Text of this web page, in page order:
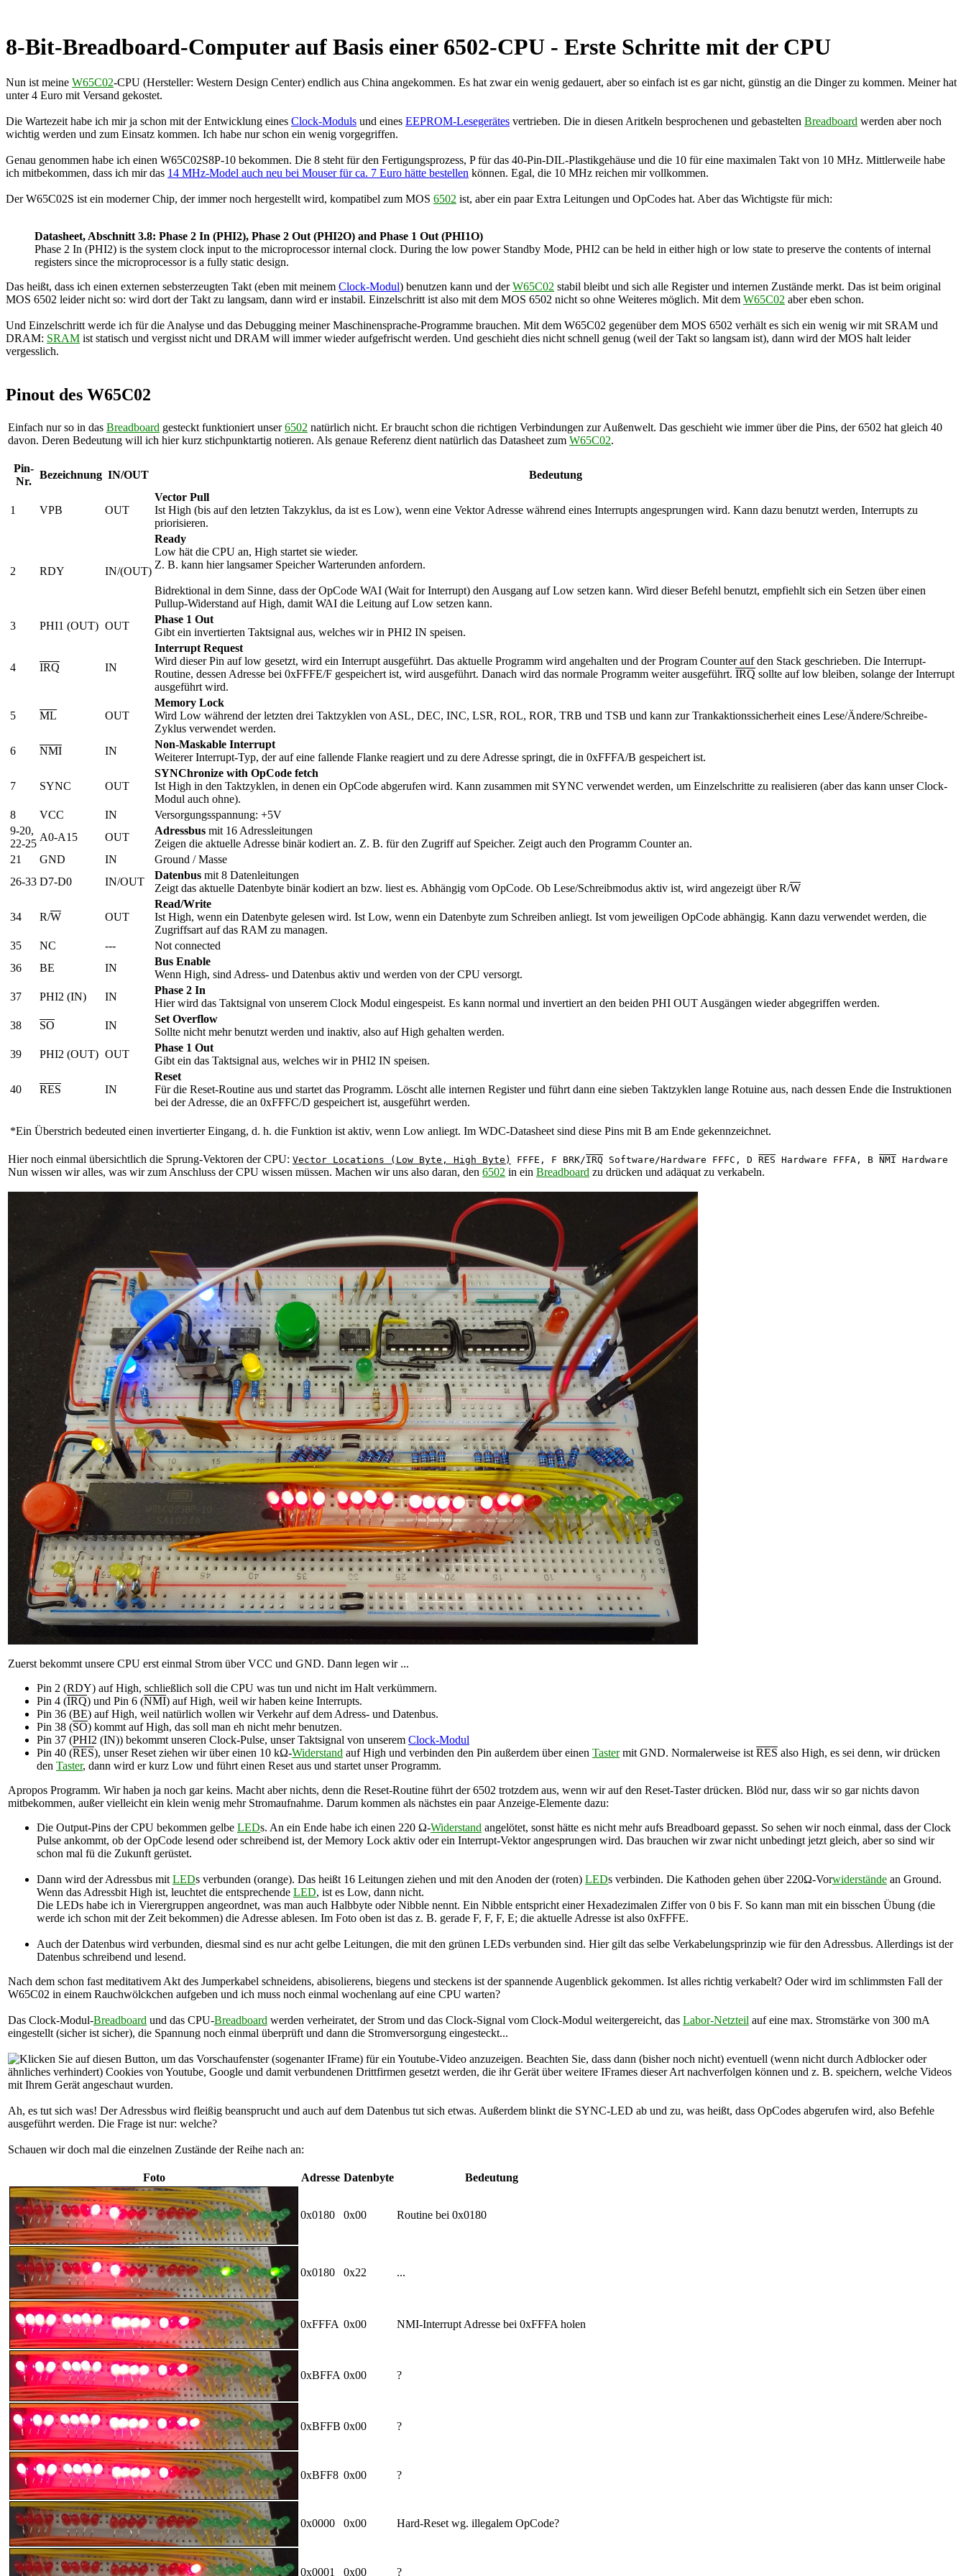
8-Bit-Breadboard-Computer auf Basis einer 6502-CPU - Erste Schritte mit der CPU
Nun ist meine W65C02-CPU (Hersteller: Western Design Center) endlich aus China angekommen. Es hat zwar ein wenig gedauert, aber so einfach ist es gar nicht, günstig an die Dinger zu kommen. Meiner hat
unter 4 Euro mit Versand gekostet.
Die Wartezeit habe ich mir ja schon mit der Entwicklung eines Clock-Moduls und eines EEPROM-Lesegerätes vertrieben. Die in diesen Aritkeln besprochenen und gebastelten Breadboard werden aber noch
wichtig werden und zum Einsatz kommen. Ich habe nur schon ein wenig vorgegriffen.
Genau genommen habe ich einen W65C02S8P-10 bekommen. Die 8 steht für den Fertigungsprozess, P für das 40-Pin-DIL-Plastikgehäuse und die 10 für eine maximalen Takt von 10 MHz. Mittlerweile habe
ich mitbekommen, dass ich mir das 14 MHz-Model auch neu bei Mouser für ca. 7 Euro hätte bestellen können. Egal, die 10 MHz reichen mir vollkommen.
Der W65C02S ist ein moderner Chip, der immer noch hergestellt wird, kompatibel zum MOS 6502 ist, aber ein paar Extra Leitungen und OpCodes hat. Aber das Wichtigste für mich:
Datasheet, Abschnitt 3.8: Phase 2 In (PHI2), Phase 2 Out (PHI2O) and Phase 1 Out (PHI1O)
Phase 2 In (PHI2) is the system clock input to the microprocessor internal clock. During the low power Standby Mode, PHI2 can be held in either high or low state to preserve the contents of internal
registers since the microprocessor is a fully static design.
Das heißt, dass ich einen externen sebsterzeugten Takt (eben mit meinem Clock-Modul) benutzen kann und derW65C02 stabil bleibt und sich alle Register und internen Zustände merkt. Das ist beim original
MOS 6502 leider nicht so: wird dort der Takt zu langsam, dann wird er instabil. Einzelschritt ist also mit dem MOS 6502 nicht so ohne Weiteres möglich. Mit dem W65C02 aber eben schon.
Und Einzelschritt werde ich für die Analyse und das Debugging meiner Maschinensprache-Programme brauchen. Mit dem W65C02 gegenüber dem MOS 6502 verhält es sich ein wenig wir mit SRAM und
DRAM: SRAM ist statisch und vergisst nicht und DRAM will immer wieder aufgefrischt werden. Und geschieht dies nicht schnell genug (weil der Takt so langsam ist), dann wird der MOS halt leider
vergesslich.
Pinout des W65C02
Einfach nur so in das Breadboard gesteckt funktioniert unser6502 natürlich nicht. Er braucht schon die richtigen Verbindungen zur Außenwelt. Das geschieht wie immer über die Pins, der 6502 hat gleich 40
davon. Deren Bedeutung will ich hier kurz stichpunktartig notieren. Als genaue Referenz dient natürlich das Datasheet zum W65C02.
Pin-
Nr.
Bezeichnung IN/OUT Bedeutung
1 VPB OUT
Vector Pull
Ist High (bis auf den letzten Takzyklus, da ist es Low), wenn eine Vektor Adresse während eines Interrupts angesprungen wird. Kann dazu benutzt werden, Interrupts zu
priorisieren.
2 RDY IN/(OUT)
Ready
Low hät die CPU an, High startet sie wieder.
Z. B. kann hier langsamer Speicher Warterunden anfordern.
Bidrektional in dem Sinne, dass der OpCode WAI (Wait for Interrupt) den Ausgang auf Low setzen kann. Wird dieser Befehl benutzt, empfiehlt sich ein Setzen über einen
Pullup-Widerstand auf High, damit WAI die Leitung auf Low setzen kann.
3
PHI1 (OUT) OUT
Phase 1 Out
Gibt ein invertierten Taktsignal aus, welches wir in PHI2 IN speisen.
4 IRQ IN
Interrupt Request
Wird dieser Pin auf low gesetzt, wird ein Interrupt ausgeführt. Das aktuelle Programm wird angehalten und der Program Counter auf den Stack geschrieben. Die Interrupt-
Routine, dessen Adresse bei 0xFFFE/F gespeichert ist, wird ausgeführt. Danach wird das normale Programm weiter ausgeführt. IRQ sollte auf low bleiben, solange der Interrupt
ausgeführt wird.
5 ML OUT
Memory Lock
Wird Low während der letzten drei Taktzyklen von ASL, DEC, INC, LSR, ROL, ROR, TRB und TSB und kann zur Trankaktionssicherheit eines Lese/Ändere/Schreibe-
Zyklus verwendet werden.
6
NMI IN
Non-Maskable Interrupt
Weiterer Interrupt-Typ, der auf eine fallende Flanke reagiert und zu dere Adresse springt, die in 0xFFFA/B gespeichert ist.
7 SYNC OUT
SYNChronize with OpCode fetch
Ist High in den Taktzyklen, in denen ein OpCode abgerufen wird. Kann zusammen mit SYNC verwendet werden, um Einzelschritte zu realisieren (aber das kann unser Clock-
Modul auch ohne).
8
VCC IN
Versorgungsspannung: +5V
9-20,
22-25
A0-A15 OUT
Adressbus mit 16 Adressleitungen
Zeigen die aktuelle Adresse binär kodiert an. Z. B. für den Zugriff auf Speicher. Zeigt auch den Programm Counter an.
21
GND IN
Ground / Masse
26-33 D7-D0 IN/OUT
Datenbus mit 8 Datenleitungen
Zeigt das aktuelle Datenbyte binär kodiert an bzw. liest es. Abhängig vom OpCode. Ob Lese/Schreibmodus aktiv ist, wird angezeigt über R/W
34 R/W OUT
Read/Write
Ist High, wenn ein Datenbyte gelesen wird. Ist Low, wenn ein Datenbyte zum Schreiben anliegt. Ist vom jeweiligen OpCode abhängig. Kann dazu verwendet werden, die
Zugriffsart auf das RAM zu managen.
35
NC ---
Not connected
36
BE IN
Bus Enable
Wenn High, sind Adress- und Datenbus aktiv und werden von der CPU versorgt.
37
PHI2 (IN) IN
Phase 2 In
Hier wird das Taktsignal von unserem Clock Modul eingespeist. Es kann normal und invertiert an den beiden PHI OUT Ausgängen wieder abgegriffen werden.
38
SO IN
Set Overflow
Sollte nicht mehr benutzt werden und inaktiv, also auf High gehalten werden.
39
PHI2 (OUT) OUT
Phase 1 Out
Gibt ein das Taktsignal aus, welches wir in PHI2 IN speisen.
40 RES IN
Reset
Für die Reset-Routine aus und startet das Programm. Löscht alle internen Register und führt dann eine sieben Taktzyklen lange Rotuine aus, nach dessen Ende die Instruktionen
bei der Adresse, die an 0xFFFC/D gespeichert ist, ausgeführt werden.
*Ein Überstrich bedeuted einen invertierter Eingang, d. h. die Funktion ist aktiv, wenn Low anliegt. Im WDC-Datasheet sind diese Pins mit B am Ende gekennzeichnet.
Hier noch einmal übersichtlich die Sprung-Vektoren der CPU: Vector Locations (Low Byte, High Byte) FFFE, F BRK/IRQ Software/Hardware FFFC, D RES Hardware FFFA, B NMI Hardware
Nun wissen wir alles, was wir zum Anschluss der CPU wissen müssen. Machen wir uns also daran, den 6502 in ein Breadboard zu drücken und adäquat zu verkabeln.
Zuerst bekommt unsere CPU erst einmal Strom über VCC und GND. Dann legen wir ...
Pin 2 (RDY) auf High, schließlich soll die CPU was tun und nicht im Halt verkümmern.
Pin 4 (IRQ) und Pin 6 (NMI) auf High, weil wir haben keine Interrupts.
Pin 36 (BE) auf High, weil natürlich wollen wir Verkehr auf dem Adress- und Datenbus.
Pin 38 (SO) kommt auf High, das soll man eh nicht mehr benutzen.
Pin 37 (PHI2 (IN)) bekommt unseren Clock-Pulse, unser Taktsignal von unserem Clock-Modul
Pin 40 (RES), unser Reset ziehen wir über einen 10 kΩ-Widerstand auf High und verbinden den Pin außerdem über einen Tastermit GND. Normalerweise ist RES also High, es sei denn, wir drücken
den Taster, dann wird er kurz Low und führt einen Reset aus und startet unser Programm.
Apropos Programm. Wir haben ja noch gar keins. Macht aber nichts, denn die Reset-Routine führt der 6502 trotzdem aus, wenn wir auf den Reset-Taster drücken. Blöd nur, dass wir so gar nichts davon
mitbekommen, außer vielleicht ein klein wenig mehr Stromaufnahme. Darum kommen als nächstes ein paar Anzeige-Elemente dazu:
Die Output-Pins der CPU bekommen gelbe LEDs. An ein Ende habe ich einen 220 Ω-Widerstand angelötet, sonst hätte es nicht mehr aufs Breadboard gepasst. So sehen wir noch einmal, dass der Clock
Pulse ankommt, ob der OpCode lesend oder schreibend ist, der Memory Lock aktiv oder ein Interrupt-Vektor angesprungen wird. Das brauchen wir zwar nicht unbedingt jetzt gleich, aber so sind wir
schon mal fü die Zukunft gerüstet.
Dann wird der Adressbus mit LEDs verbunden (orange). Das heißt 16 Leitungen ziehen und mit den Anoden der (roten) LEDs verbinden. Die Kathoden gehen über 220Ω-Vorwiderstände an Ground.
Wenn das Adressbit High ist, leuchtet die entsprechende LED, ist es Low, dann nicht.
Die LEDs habe ich in Vierergruppen angeordnet, was man auch Halbbyte oder Nibble nennt. Ein Nibble entspricht einer Hexadezimalen Ziffer von 0 bis F. So kann man mit ein bisschen Übung (die
werde ich schon mit der Zeit bekommen) die Adresse ablesen. Im Foto oben ist das z. B. gerade F, F, F, E; die aktuelle Adresse ist also 0xFFFE.
Auch der Datenbus wird verbunden, diesmal sind es nur acht gelbe Leitungen, die mit den grünen LEDs verbunden sind. Hier gilt das selbe Verkabelungsprinzip wie für den Adressbus. Allerdings ist der
Datenbus schreibend und lesend.
Nach dem schon fast meditativem Akt des Jumperkabel schneidens, abisolierens, biegens und steckens ist der spannende Augenblick gekommen. Ist alles richtig verkabelt? Oder wird im schlimmsten Fall der
W65C02 in einem Rauchwölckchen aufgeben und ich muss noch einmal wochenlang auf eine CPU warten?
Das Clock-Modul-Breadboard und das CPU-Breadboard werden verheiratet, der Strom und das Clock-Signal vom Clock-Modul weitergereicht, das Labor-Netzteil auf eine max. Stromstärke von 300 mA
eingestellt (sicher ist sicher), die Spannung noch einmal überprüft und dann die Stromversorgung eingesteckt...
Ah, es tut sich was! Der Adressbus wird fleißig beansprucht und auch auf dem Datenbus tut sich etwas. Außerdem blinkt die SYNC-LED ab und zu, was heißt, dass OpCodes abgerufen wird, also Befehle
ausgeführt werden. Die Frage ist nur: welche?
Schauen wir doch mal die einzelnen Zustände der Reihe nach an:
Foto Adresse Datenbyte Bedeutung
0x0180 0x00 Routine bei 0x0180
0x0180 0x22 ...
0xFFFA 0x00 NMI-Interrupt Adresse bei 0xFFFA holen
0xBFFA 0x00 ?
0xBFFB 0x00 ?
0xBFF8 0x00 ?
0x0000 0x00 Hard-Reset wg. illegalem OpCode?
0x0001 0x00 ?